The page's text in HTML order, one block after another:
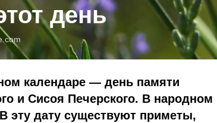
день
календаре — день памяти
и Сисоя Печерского. В народном
эту дату существуют приметы,